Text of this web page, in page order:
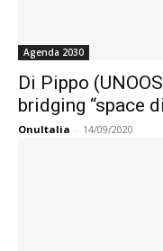
Agenda 2030
Di Pippo
bridging “space
OnuItalia - 14/09/2020